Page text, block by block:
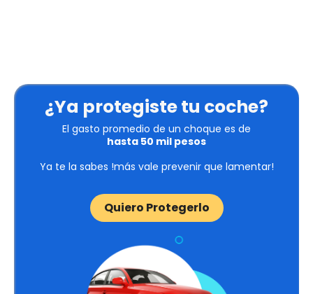
¿Ya protegiste tu coche?
El gasto promedio de un choque es de
hasta 50 mil pesos
Ya te la sabes !más vale prevenir que lamentar!
Quiero Protegerlo